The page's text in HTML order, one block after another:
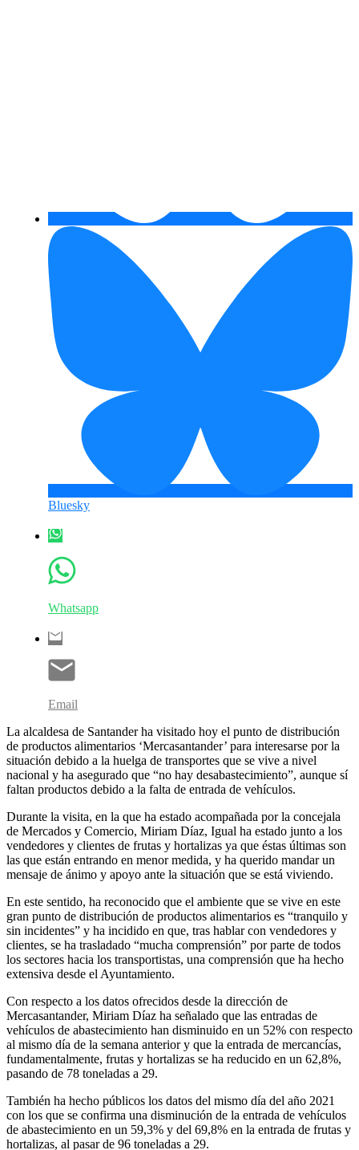
Bluesky
Whatsapp
Email
La alcaldesa de Santander ha visitado hoy el punto de distribución
de productos alimentarios ‘Mercasantander’ para interesarse por la
situación debido a la huelga de transportes que se vive a nivel
nacional y ha asegurado que “no hay desabastecimiento”, aunque sí
faltan productos debido a la falta de entrada de vehículos.
Durante la visita, en la que ha estado acompañada por la concejala
de Mercados y Comercio, Miriam Díaz, Igual ha estado junto a los
vendedores y clientes de frutas y hortalizas ya que éstas últimas son
las que están entrando en menor medida, y ha querido mandar un
mensaje de ánimo y apoyo ante la situación que se está viviendo.
En este sentido, ha reconocido que el ambiente que se vive en este
gran punto de distribución de productos alimentarios es “tranquilo y
sin incidentes” y ha incidido en que, tras hablar con vendedores y
clientes, se ha trasladado “mucha comprensión” por parte de todos
los sectores hacia los transportistas, una comprensión que ha hecho
extensiva desde el Ayuntamiento.
Con respecto a los datos ofrecidos desde la dirección de
Mercasantander, Miriam Díaz ha señalado que las entradas de
vehículos de abastecimiento han disminuido en un 52% con respecto
al mismo día de la semana anterior y que la entrada de mercancías,
fundamentalmente, frutas y hortalizas se ha reducido en un 62,8%,
pasando de 78 toneladas a 29.
También ha hecho públicos los datos del mismo día del año 2021
con los que se confirma una disminución de la entrada de vehículos
de abastecimiento en un 59,3% y del 69,8% en la entrada de frutas y
hortalizas, al pasar de 96 toneladas a 29.